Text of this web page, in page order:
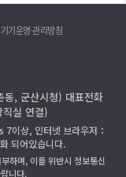
기운영·관리방침
, 군산시청) 대표전화
실 연결)
이상, 인터넷 브라우저：
되어있습니다.
하며, 이를 위반시 정보통신
니다.